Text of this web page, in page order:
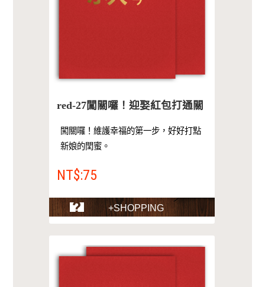
red-27闖關囉！迎娶紅包打通關
闖關囉！維護幸福的第一步，好好打點
新娘的閏蜜。
NT$:75
+SHOPPING